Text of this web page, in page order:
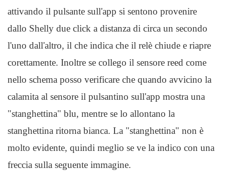
attivando il pulsante sull'app si sentono provenire
dallo Shelly due click a distanza di circa un secondo
l'uno dall'altro, il che indica che il relè chiude e riapre
corettamente. Inoltre se collego il sensore reed come
nello schema posso verificare che quando avvicino la
calamita al sensore il pulsantino sull'app mostra una
"stanghettina" blu, mentre se lo allontano la
stanghettina ritorna bianca. La "stanghettina" non è
molto evidente, quindi meglio se ve la indico con una
freccia sulla seguente immagine.